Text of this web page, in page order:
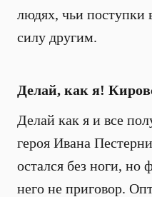
людях, чьи поступки
силу другим.
Делай, как я!
Делай как я и все
героя Ивана
остался без ноги, но
него не приговор.